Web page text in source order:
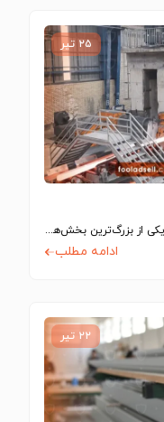
۲۵ تیر
تولید انواع لوله و مقاطع فولادی مختلف، یکی از بزرگ‌ترین بخش‌های تولیدی را در…
ادامه مطلب
۲۲ تیر